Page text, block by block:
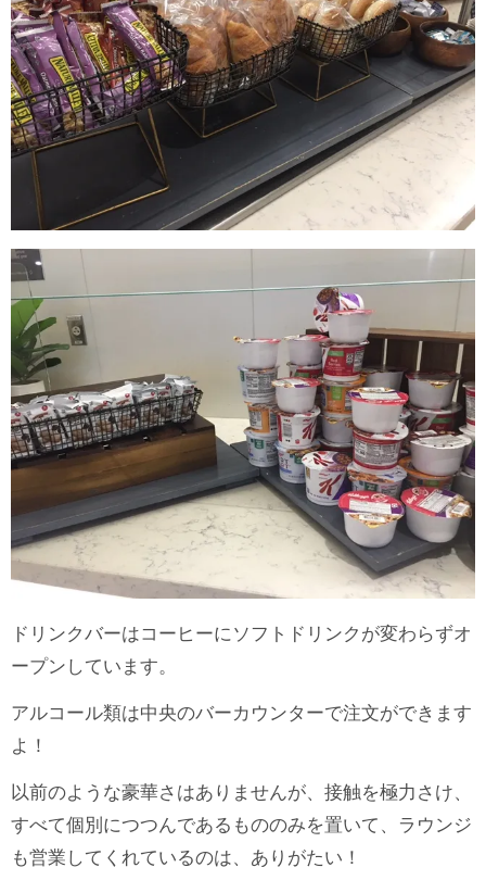
ドリンクバーはコーヒーにソフトドリンクが変わらずオ
ープンしています。
アルコール類は中央のバーカウンターで注文ができます
よ！
以前のような豪華さはありませんが、接触を極力さけ、
すべて個別につつんであるもののみを置いて、ラウンジ
も営業してくれているのは、ありがたい！